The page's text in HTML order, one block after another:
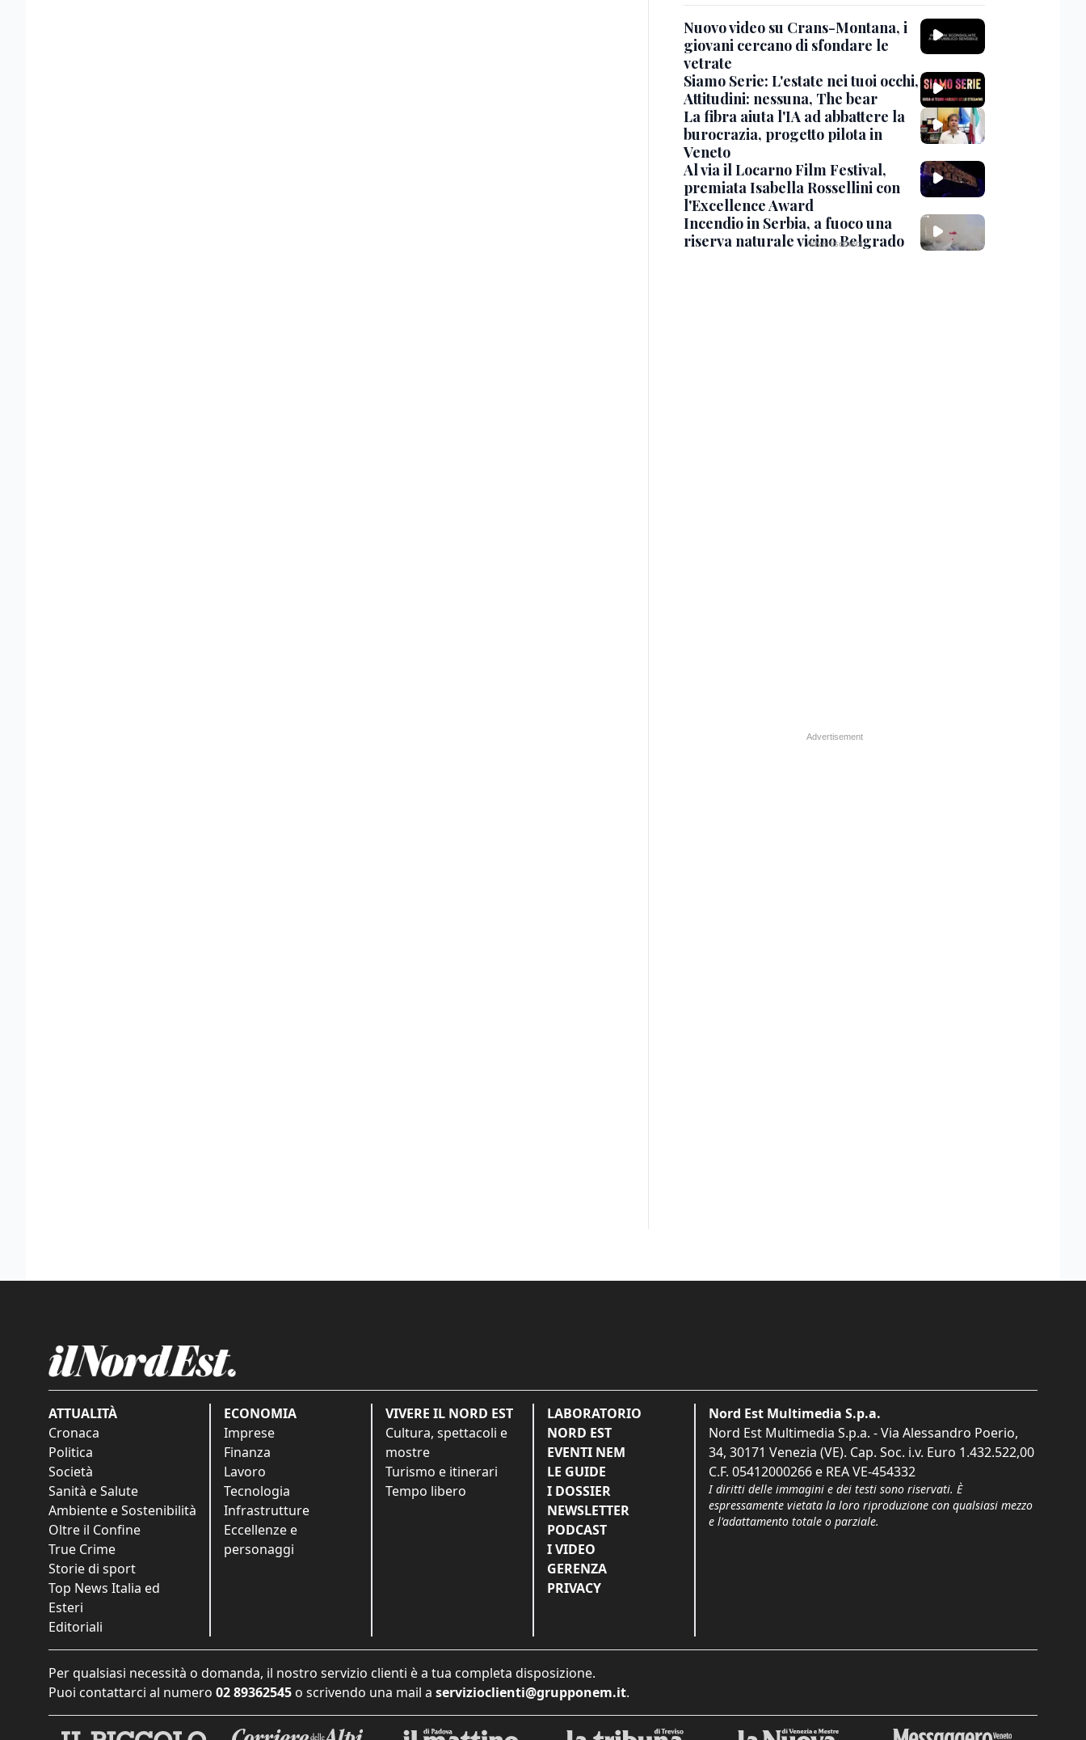
Nuovo video su Crans-Montana, i
giovani cercano di sfondare le
vetrate
Siamo Serie: L'estate nei tuoi occhi,
Attitudini: nessuna, The bear
La fibra aiuta l'IA ad abbattere la
burocrazia, progetto pilota in
Veneto
Al via il Locarno Film Festival,
premiata Isabella Rossellini con
l'Excellence Award
Incendio in Serbia, a fuoco una
riserva naturale vicino Belgrado
ATTUALITÀ
Cronaca
Politica
Società
Sanità e Salute
Ambiente e Sostenibilità
Oltre il Confine
True Crime
Storie di sport
Top News Italia ed
Esteri
Editoriali
ECONOMIA
Imprese
Finanza
Lavoro
Tecnologia
Infrastrutture
Eccellenze e
personaggi
VIVERE IL NORD EST
Cultura, spettacoli e
mostre
Turismo e itinerari
Tempo libero
LABORATORIO
NORD EST
EVENTI NEM
LE GUIDE
I DOSSIER
NEWSLETTER
PODCAST
I VIDEO
GERENZA
PRIVACY
Nord Est Multimedia S.p.a.
Nord Est Multimedia S.p.a. - Via Alessandro Poerio,
34, 30171 Venezia (VE). Cap. Soc. i.v. Euro 1.432.522,00
C.F. 05412000266 e REA VE-454332
I diritti delle immagini e dei testi sono riservati. È
espressamente vietata la loro riproduzione con qualsiasi mezzo
e l'adattamento totale o parziale.
Per qualsiasi necessità o domanda, il nostro servizio clienti è a tua completa disposizione.
Puoi contattarci al numero 02 89362545 o scrivendo una mail a servizioclienti@grupponem.it.